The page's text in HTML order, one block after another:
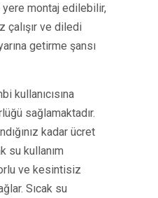
montaj edilebilir,
çalışır ve diledi
getirme şansı
kullanıcısına
sağlamaktadır.
kadar ücret
su kullanım
ve kesintisiz
Sıcak su